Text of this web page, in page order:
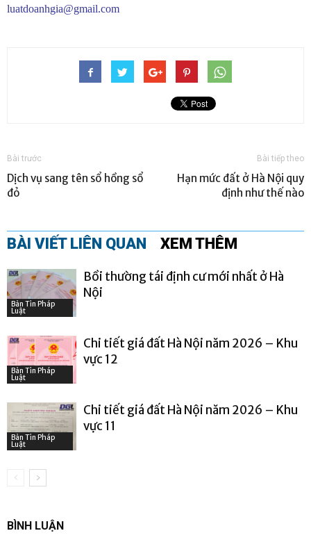
luatdoanhgia@gmail.com
Bài trước
Dịch vụ sang tên sổ hồng sổ
đỏ
Bài tiếp theo
Hạn mức đất ở Hà Nội quy
định như thế nào
BÀI VIẾT LIÊN QUAN XEM THÊM
Bản Tin Pháp
Luật
Bồi thường tái định cư mới nhất ở Hà
Nội
Bản Tin Pháp
Luật
Chi tiết giá đất Hà Nội năm 2026 – Khu
vực 12
Bản Tin Pháp
Luật
Chi tiết giá đất Hà Nội năm 2026 – Khu
vực 11
BÌNH LUẬN